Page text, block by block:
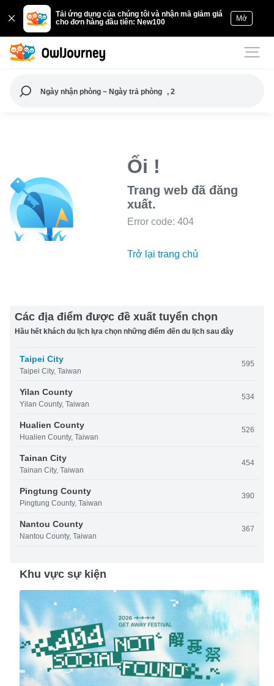
Tải ứng dụng của chúng tôi và nhận mã giảm giá
cho đơn hàng đầu tiên: New100
Mở
Ngày nhận phòng ~ Ngày trả phòng , 2
Ối !
Trang web đã đăng
xuất.
Error code: 404
Trở lại trang chủ
Các địa điểm được đề xuất tuyển chọn
Hầu hết khách du lịch lựa chọn những điểm đến du lịch sau đây
Taipei City
Taipei City, Taiwan
595
Yilan County
Yilan County, Taiwan
534
Hualien County
Hualien County, Taiwan
526
Tainan City
Tainan City, Taiwan
454
Pingtung County
Pingtung County, Taiwan
390
Nantou County
Nantou County, Taiwan
367
Khu vực sự kiện